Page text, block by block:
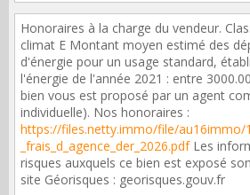
Honoraires à la charge du vendeur.
climat E Montant moyen estimé des
d'énergie pour un usage standard,
l'énergie de l'année 2021 : entre
bien vous est proposé par un agent
individuelle). Nos honoraires :
https://files.netty.immo/file/au16immo/
_frais_d_agence_der_2026.pdfLes
risques auxquels ce bien est exposé
site Géorisques : georisques.gouv.fr